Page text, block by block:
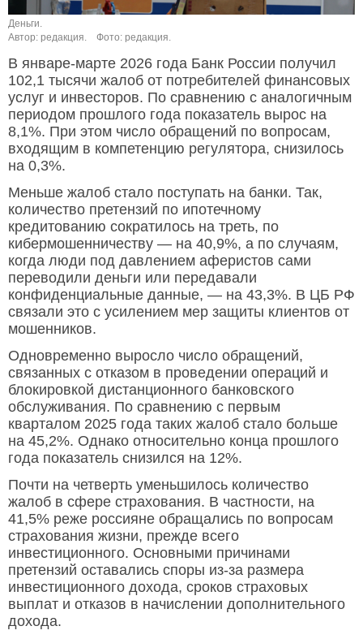
Деньги.
Автор: редакция.
Фото: редакция.
В январе-марте 2026 года Банк России получил
102,1 тысячи жалоб от потребителей финансовых
услуг и инвесторов. По сравнению с аналогичным
периодом прошлого года показатель вырос на
8,1%. При этом число обращений по вопросам,
входящим в компетенцию регулятора, снизилось
на 0,3%.
Меньше жалоб стало поступать на банки. Так,
количество претензий по ипотечному
кредитованию сократилось на треть, по
кибермошенничеству — на 40,9%, а по случаям,
когда люди под давлением аферистов сами
переводили деньги или передавали
конфиденциальные данные, — на 43,3%. В ЦБ РФ
связали это с усилением мер защиты клиентов от
мошенников.
Одновременно выросло число обращений,
связанных с отказом в проведении операций и
блокировкой дистанционного банковского
обслуживания. По сравнению с первым
кварталом 2025 года таких жалоб стало больше
на 45,2%. Однако относительно конца прошлого
года показатель снизился на 12%.
Почти на четверть уменьшилось количество
жалоб в сфере страхования. В частности, на
41,5% реже россияне обращались по вопросам
страхования жизни, прежде всего
инвестиционного. Основными причинами
претензий оставались споры из-за размера
инвестиционного дохода, сроков страховых
выплат и отказов в начислении дополнительного
дохода.